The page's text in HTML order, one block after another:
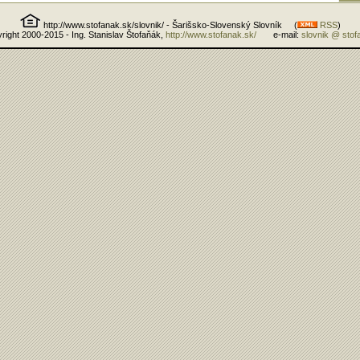
http://www.stofanak.sk/slovnik/ - Šarišsko-Slovenský Slovník ( RSS)
2000-2015 - Ing. Stanislav Štofaňák,
http://www.stofanak.sk/e-mail: slovnik @